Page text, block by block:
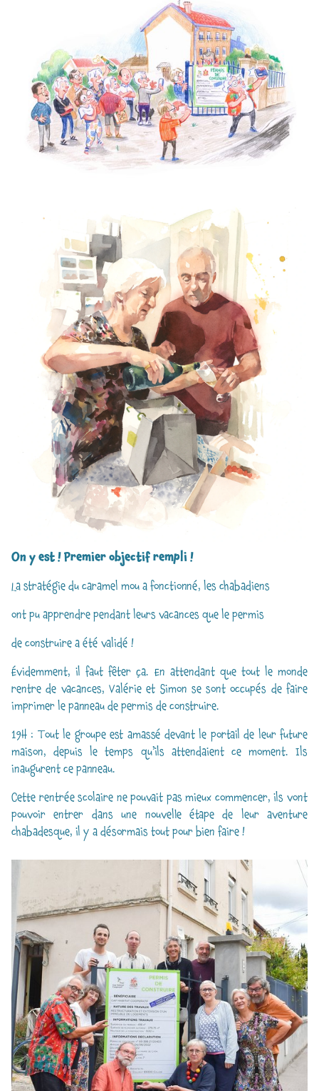
On y est ! Premier objectif rempli !
La stratégie du caramel mou a fonctionné, les chabadiens
ont pu apprendre pendant leurs vacances que le permis
de construire a été validé !
Évidemment, il faut fêter ça. En attendant que tout le monde
rentre de vacances, Valérie et Simon se sont occupés de faire
imprimer le panneau de permis de construire.
19H : Tout le groupe est amassé devant le portail de leur future
maison, depuis le temps qu’ils attendaient ce moment. Ils
inaugurent ce panneau.
Cette rentrée scolaire ne pouvait pas mieux commencer, ils vont
pouvoir entrer dans une nouvelle étape de leur aventure
chabadesque, il y a désormais tout pour bien faire !